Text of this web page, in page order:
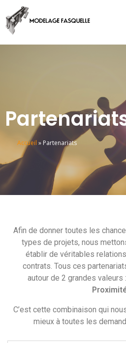
Accueil » Partenariats
Afin de donner toutes les
types de projets, nous
établir de véritables
contrats. Tous ces
autour de 2 grandes valeurs :
C’est cette combinaison qui
mieux à toutes les